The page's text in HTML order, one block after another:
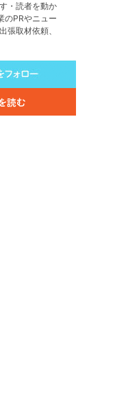
・読者を動か
のPRやニュー
張取材依頼、